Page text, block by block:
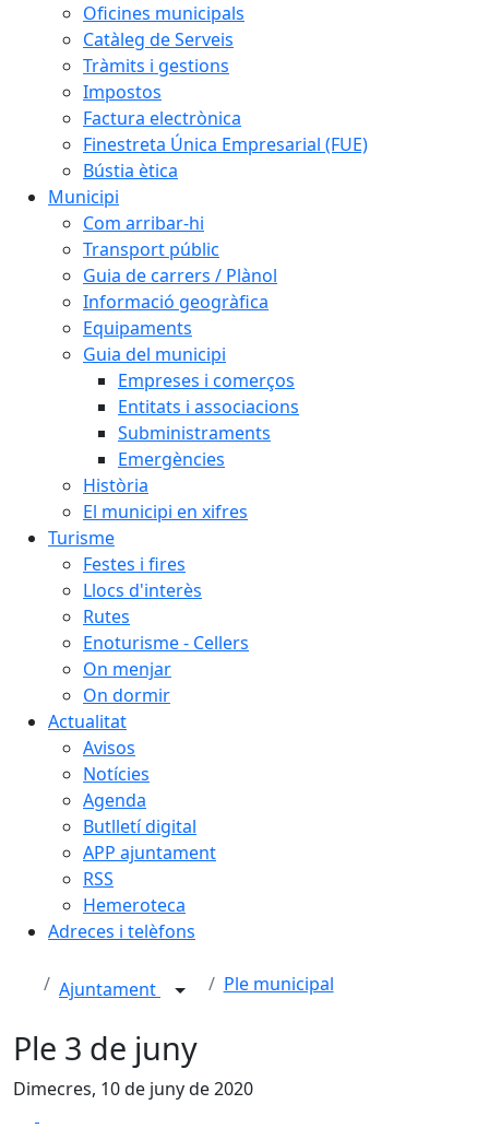
Oficines municipals
Catàleg de Serveis
Tràmits i gestions
Impostos
Factura electrònica
Finestreta Única Empresarial (FUE)
Bústia ètica
Municipi
Com arribar-hi
Transport públic
Guia de carrers / Plànol
Informació geogràfica
Equipaments
Guia del municipi
Empreses i comerços
Entitats i associacions
Subministraments
Emergències
Història
El municipi en xifres
Turisme
Festes i fires
Llocs d'interès
Rutes
Enoturisme - Cellers
On menjar
On dormir
Actualitat
Avisos
Notícies
Agenda
Butlletí digital
APP ajuntament
RSS
Hemeroteca
Adreces i telèfons
Ajuntament Ple municipal
Ple 3 de juny
Dimecres, 10 de juny de 2020